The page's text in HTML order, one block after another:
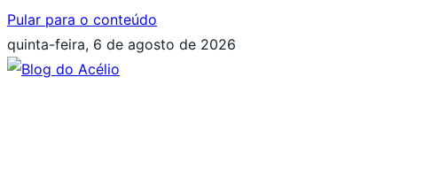
Pular para o conteúdo
quinta-feira, 6 de agosto de 2026